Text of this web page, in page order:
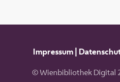
Impressum|
© Wienbibliothek Digital